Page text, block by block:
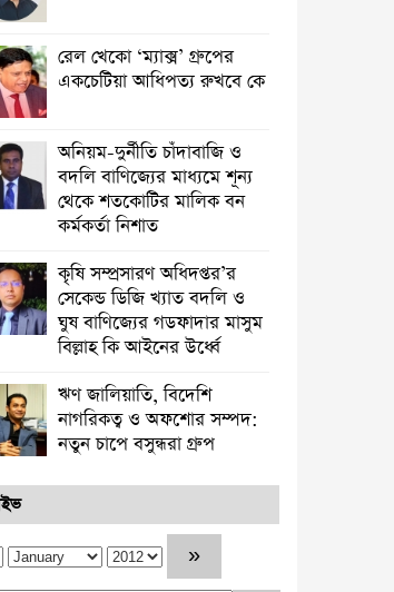
রেল খেকো ‘ম্যাক্স’ গ্রুপের
একচেটিয়া আধিপত্য রুখবে কে
অনিয়ম-দুর্নীতি চাঁদাবাজি ও
বদলি বাণিজ্যের মাধ্যমে শূন্য
থেকে শতকোটির মালিক বন
কর্মকর্তা নিশাত
কৃষি সম্প্রসারণ অধিদপ্তর’র
সেকেন্ড ডিজি খ্যাত বদলি ও
ঘুষ বাণিজ্যের গডফাদার মাসুম
বিল্লাহ কি আইনের উর্ধ্বে
ঋণ জালিয়াতি, বিদেশি
নাগরিকত্ব ও অফশোর সম্পদ:
নতুন চাপে বসুন্ধরা গ্রুপ